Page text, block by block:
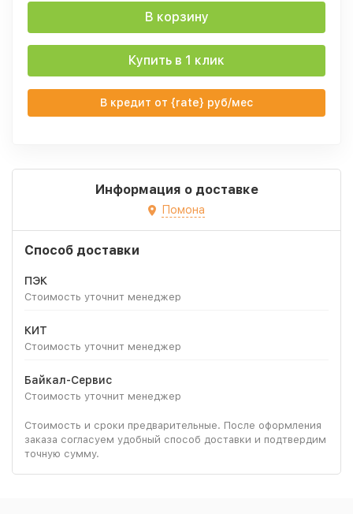
В корзину
Купить в 1 клик
В кредит от {rate} руб/мес
Информация о доставке
Помона
Способ доставки
ПЭК
Стоимость уточнит менеджер
КИТ
Стоимость уточнит менеджер
Байкал-Сервис
Стоимость уточнит менеджер
Стоимость и сроки предварительные. После оформления
заказа согласуем удобный способ доставки и подтвердим
точную сумму.